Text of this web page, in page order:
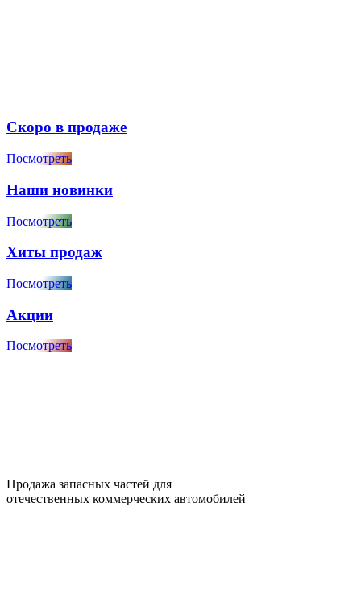
Скоро в продаже
Посмотреть
Наши новинки
Посмотреть
Хиты продаж
Посмотреть
Акции
Посмотреть
Продажа запасных частей для
отечественных коммерческих автомобилей